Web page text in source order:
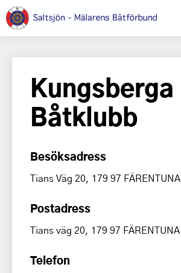
Kungsberga
Båtklubb
Besöksadress
Tians Väg 20, 179 97 FÄRENTUNA
Postadress
Tians väg 20, 179 97 FÄRENTUNA
Telefon